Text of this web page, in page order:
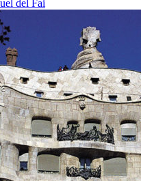
del Fai